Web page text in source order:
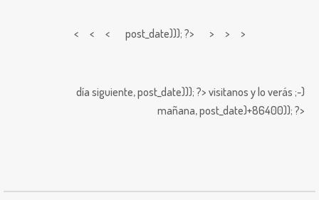
< < < post_date))); ?> > > >
día siguiente,post_date))); ?> visitanos y lo verás ;-)
mañana,post_date)+86400)); ?>